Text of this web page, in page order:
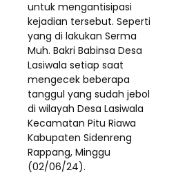
untuk mengantisipasi
kejadian tersebut. Seperti
yang di lakukan Serma
Muh. Bakri Babinsa Desa
Lasiwala setiap saat
mengecek beberapa
tanggul yang sudah jebol
di wilayah Desa Lasiwala
Kecamatan Pitu Riawa
Kabupaten Sidenreng
Rappang, Minggu
(02/06/24).